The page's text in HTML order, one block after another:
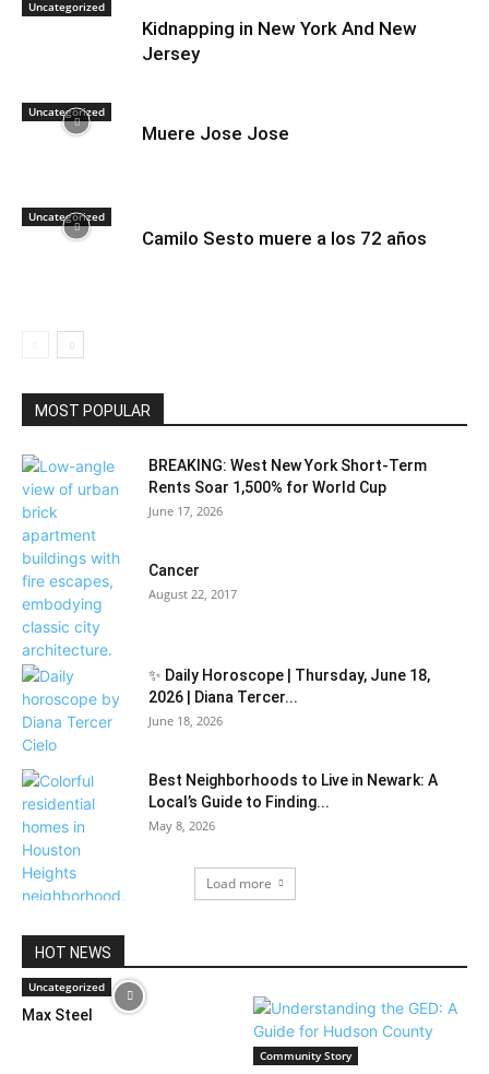
Uncategorized
Kidnapping in New York And New
Jersey
Uncategorized
Muere Jose Jose
Uncategorized
Camilo Sesto muere a los 72 años
MOST POPULAR
BREAKING: West New York Short-Term
Rents Soar 1,500% for World Cup
June 17, 2026
Cancer
August 22, 2017
✨ Daily Horoscope | Thursday, June 18,
2026 | Diana Tercer...
June 18, 2026
Best Neighborhoods to Live in Newark: A
Local’s Guide to Finding...
May 8, 2026
Load more
HOT NEWS
Uncategorized
Max Steel
Community Story